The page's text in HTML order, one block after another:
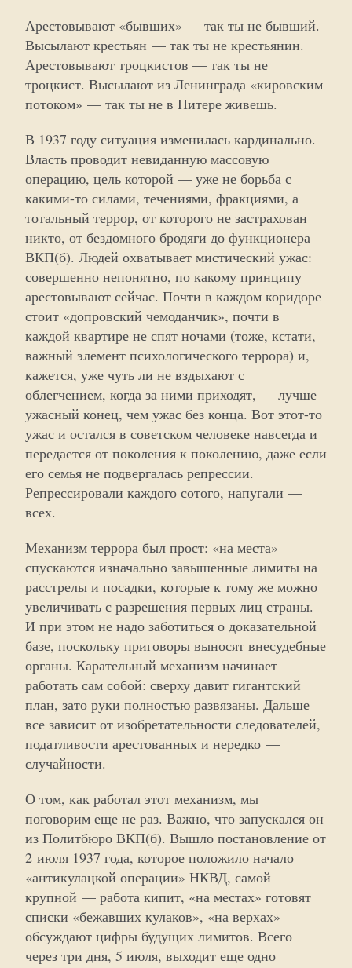
Арестовывают «бывших» — так ты не бывший.
Высылают крестьян — так ты не крестьянин.
Арестовывают троцкистов — так ты не
троцкист. Высылают из Ленинграда «кировским
потоком» — так ты не в Питере живешь.
В 1937 году ситуация изменилась кардинально.
Власть проводит невиданную массовую
операцию, цель которой — уже не борьба с
какими-то силами, течениями, фракциями, а
тотальный террор, от которого не застрахован
никто, от бездомного бродяги до функционера
ВКП(б). Людей охватывает мистический ужас:
совершенно непонятно, по какому принципу
арестовывают сейчас. Почти в каждом коридоре
стоит «допровский чемоданчик», почти в
каждой квартире не спят ночами (тоже, кстати,
важный элемент психологического террора) и,
кажется, уже чуть ли не вздыхают с
облегчением, когда за ними приходят, — лучше
ужасный конец, чем ужас без конца. Вот этот-то
ужас и остался в советском человеке навсегда и
передается от поколения к поколению, даже если
его семья не подвергалась репрессии.
Репрессировали каждого сотого, напугали —
всех.
Механизм террора был прост: «на места»
спускаются изначально завышенные лимиты на
расстрелы и посадки, которые к тому же можно
увеличивать с разрешения первых лиц страны.
И при этом не надо заботиться о доказательной
базе, поскольку приговоры выносят внесудебные
органы. Карательный механизм начинает
работать сам собой: сверху давит гигантский
план, зато руки полностью развязаны. Дальше
все зависит от изобретательности следователей,
податливости арестованных и нередко —
случайности.
О том, как работал этот механизм, мы
поговорим еще не раз. Важно, что запускался он
из Политбюро ВКП(б). Вышло постановление от
2 июля 1937 года, которое положило начало
«антикулацкой операции» НКВД, самой
крупной — работа кипит, «на местах» готовят
списки «бежавших кулаков», «на верхах»
обсуждают цифры будущих лимитов. Всего
через три дня, 5 июля, выходит еще одно